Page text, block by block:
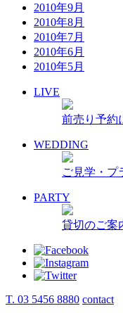
2010年9月
2010年8月
2010年7月
2010年6月
2010年5月
LIVE
前売り予約
WEDDING
ご見学・プ
PARTY
貸切のご案
T. 03 5456 8880 contact